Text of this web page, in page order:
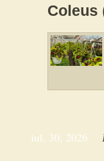
Coleus
iul. 30, 2026